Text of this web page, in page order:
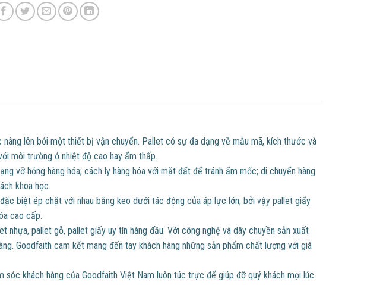
lên bởi một thiết bị vận chuyển. Pallet có sự đa dạng về mẫu mã, kích thước và
môi trường ở nhiệt độ cao hay ẩm thấp.
vỡ hỏng hàng hóa; cách ly hàng hóa với mặt đất để tránh ẩm mốc; di chuyển hàng
khoa học.
biệt ép chặt với nhau bằng keo dưới tác động của áp lực lớn, bởi vậy pallet giấy
cao cấp.
nhựa, pallet gỗ, pallet giấy uy tín hàng đầu. Với công nghệ và dây chuyền sản xuất
Goodfaith cam kết mang đến tay khách hàng những sản phẩm chất lượng với giá
khách hàng của Goodfaith Việt Nam luôn túc trực để giúp đỡ quý khách mọi lúc.